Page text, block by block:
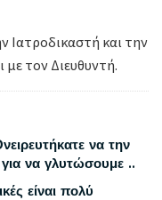
Ιατροδικαστή και την
με τον Διευθυντή.
να την
για να γλυτώσουμε ..
είναι πολύ